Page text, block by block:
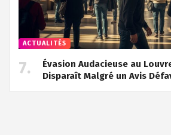
ACTUALITÉS
Évasion Audacieuse au
Disparaît Malgré un Avis